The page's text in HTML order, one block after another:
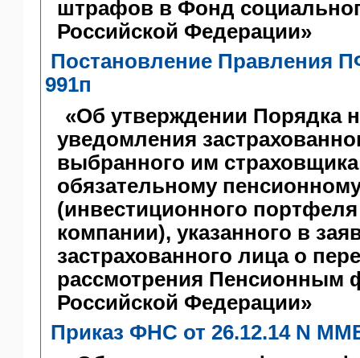
штрафов в Фонд
Российской Федерации»
Постановление Правления
991п
«Об утверждении Порядка
уведомления
выбранного им
обязательному
(инвестиционного
компании), указанного в
застрахованного лица о
рассмотрения Пенсионным
Российской Федерации»
Приказ ФНС от 26.12.14 N